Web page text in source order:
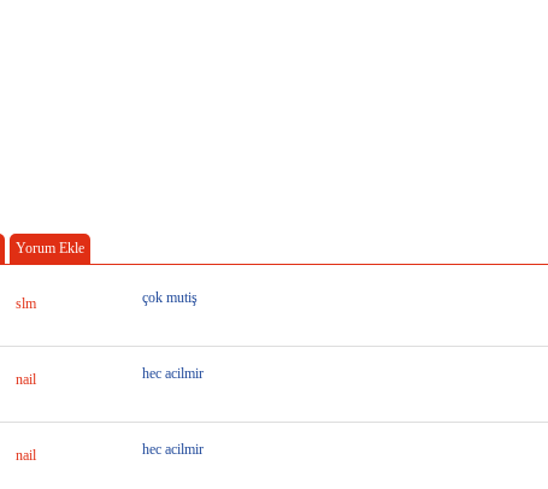
Yorum Ekle
slm çok mutiş
nail hec acilmir
nail hec acilmir